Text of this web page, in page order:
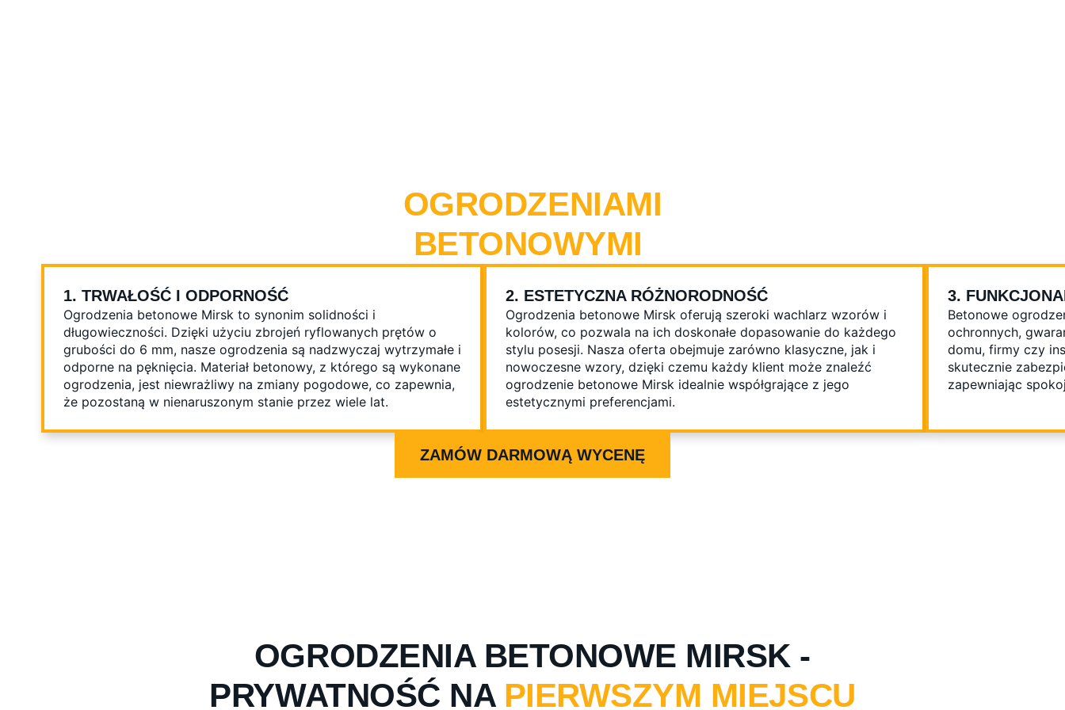
OGRODZENIAMI
BETONOWYMI
1. TRWAŁOŚĆ I ODPORNOŚĆ
Ogrodzenia betonowe Mirsk to synonim solidności i
długowieczności. Dzięki użyciu zbrojeń ryflowanych prętów o
grubości do 6 mm, nasze ogrodzenia są nadzwyczaj wytrzymałe i
odporne na pęknięcia. Materiał betonowy, z którego są wykonane
ogrodzenia, jest niewrażliwy na zmiany pogodowe, co zapewnia,
że pozostaną w nienaruszonym stanie przez wiele lat.
2. ESTETYCZNA RÓŻNORODNOŚĆ
Ogrodzenia betonowe Mirsk oferują szeroki wachlarz wzorów i
kolorów, co pozwala na ich doskonałe dopasowanie do każdego
stylu posesji. Nasza oferta obejmuje zarówno klasyczne, jak i
nowoczesne wzory, dzięki czemu każdy klient może znaleźć
ogrodzenie betonowe Mirsk idealnie współgrające z jego
estetycznymi preferencjami.
3.
Betonowe
ochronnych,
domu, firmy czy
skutecznie
zapewniając
ZAMÓW DARMOWĄ WYCENĘ
OGRODZENIA BETONOWE MIRSK -
PRYWATNOŚĆ NA PIERWSZYM MIEJSCU